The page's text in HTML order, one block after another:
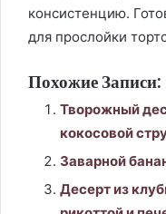
консистенцию.
для прослойки
Похожие Записи:
Творожный
кокосовой
Заварной
Десерт из